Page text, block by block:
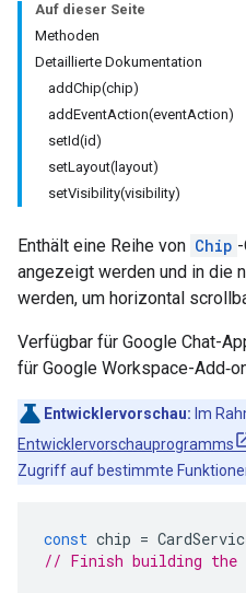
Auf dieser Seite
Methoden
Detaillierte Dokumentation
addChip(chip)
addEventAction(eventAction)
setId(id)
setLayout(layout)
setVisibility(visibility)
Enthält eine Reihe von Chip
angezeigt werden und in die
werden, um horizontal
Verfügbar für Google Chat-
für Google Workspace-
Entwicklervorschau: Im
Entwicklervorschauprogramms
Zugriff auf bestimmte
const chip =
// Finish building